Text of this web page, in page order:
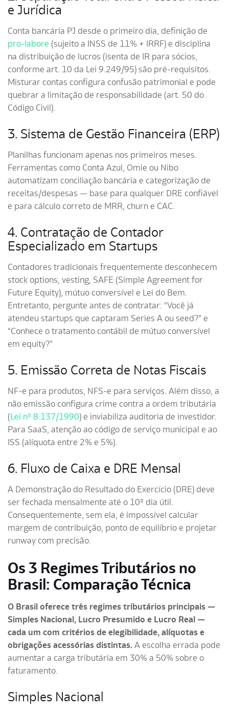
e Jurídica
Conta bancária PJ desde o primeiro dia, definição de
pro-labore (sujeito a INSS de 11% + IRRF) e disciplina
na distribuição de lucros (isenta de IR para sócios,
conforme art. 10 da Lei 9.249/95) são pré-requisitos.
Misturar contas configura confusão patrimonial e pode
quebrar a limitação de responsabilidade (art. 50 do
Código Civil).
3. Sistema de Gestão Financeira (ERP)
Planilhas funcionam apenas nos primeiros meses.
Ferramentas como Conta Azul, Omie ou Nibo
automatizam conciliação bancária e categorização de
receitas/despesas — base para qualquer DRE confiável
e para cálculo correto de MRR, churn e CAC.
4. Contratação de Contador
Especializado em Startups
Contadores tradicionais frequentemente desconhecem
stock options, vesting, SAFE (Simple Agreement for
Future Equity), mútuo conversível e Lei do Bem.
Entretanto, pergunte antes de contratar: “Você já
atendeu startups que captaram Series A ou seed?” e
“Conhece o tratamento contábil de mútuo conversível
em equity?”
5. Emissão Correta de Notas Fiscais
NF-e para produtos, NFS-e para serviços. Além disso, a
não emissão configura crime contra a ordem tributária
(Lei nº 8.137/1990) e inviabiliza auditoria de investidor.
Para SaaS, atenção ao código de serviço municipal e ao
ISS (alíquota entre 2% e 5%).
6. Fluxo de Caixa e DRE Mensal
A Demonstração do Resultado do Exercício (DRE) deve
ser fechada mensalmente até o 10º dia útil.
Consequentemente, sem ela, é impossível calcular
margem de contribuição, ponto de equilíbrio e projetar
runway com precisão.
Os 3 Regimes Tributários no
Brasil: Comparação Técnica
O Brasil oferece três regimes tributários principais —
Simples Nacional, Lucro Presumido e Lucro Real —
cada um com critérios de elegibilidade, alíquotas e
obrigações acessórias distintas. A escolha errada pode
aumentar a carga tributária em 30% a 50% sobre o
faturamento.
Simples Nacional